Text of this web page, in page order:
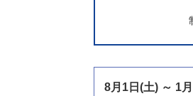
8月1日(土) ～ 1